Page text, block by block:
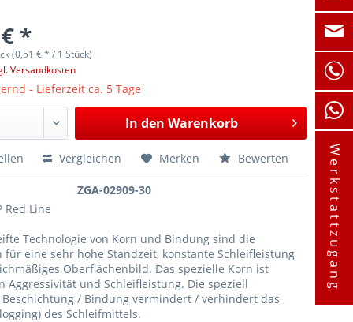
*
(0,51 € * / 1 Stück)
Versandkosten
- Lieferzeit ca. 5 Tage
In den Warenkorb
Vergleichen Merken Bewerten
ZGA-02909-30
Red Line
Technologie von Korn und Bindung sind die
für eine sehr hohe Standzeit, konstante Schleifleistung
Oberflächenbild. Das spezielle Korn ist
Aggressivität und Schleifleistung. Die speziell
/ Bindung vermindert / verhindert das
des Schleifmittels.
Werkstattzugang